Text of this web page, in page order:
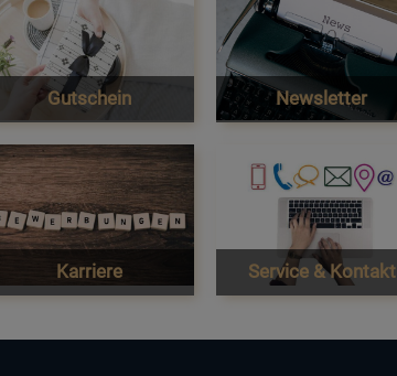
Gutschein Newsletter
Karriere Service & Kontakt